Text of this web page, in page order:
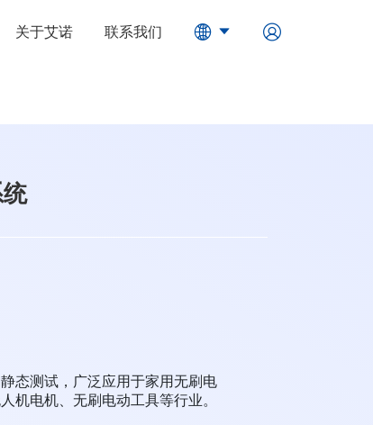
关于艾诺 联系我们
态测试，广泛应用于家用无刷电
机电机、无刷电动工具等行业。